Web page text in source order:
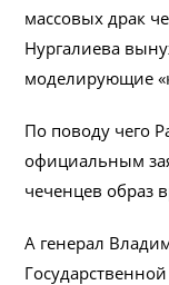
массовых драк
Нургалиева
моделирующие
По поводу чего
официальным
чеченцев образ
А генерал